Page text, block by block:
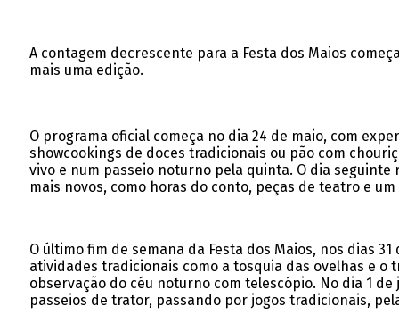
A contagem decrescente para a Festa dos Maios
mais uma edição.
O programa oficial começa no dia 24 de maio, com
showcookings de doces tradicionais ou pão com
vivo e num passeio noturno pela quinta. O dia
mais novos, como horas do conto, peças de teatro e um
O último fim de semana da Festa dos Maios, nos dias
atividades tradicionais como a tosquia das ovelhas e o
observação do céu noturno com telescópio. No dia 1
passeios de trator, passando por jogos tradicionais,